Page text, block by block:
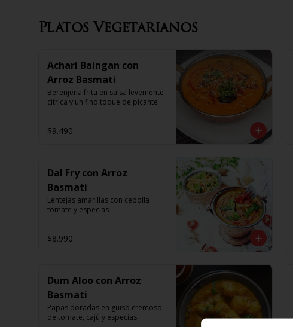
Platos Vegetarianos
Achari Baingan con
Arroz Basmati
Berenjena frita en salsa levemente
citrica y un fino toque de picante
$9.490
Dal Fry con Arroz
Basmati
Lentejas amarillas con cebolla
tomate y especias
$8.990
Dum Aloo con Arroz
Basmati
Papas doradas en guiso cremoso
de tomate, cajú y especias